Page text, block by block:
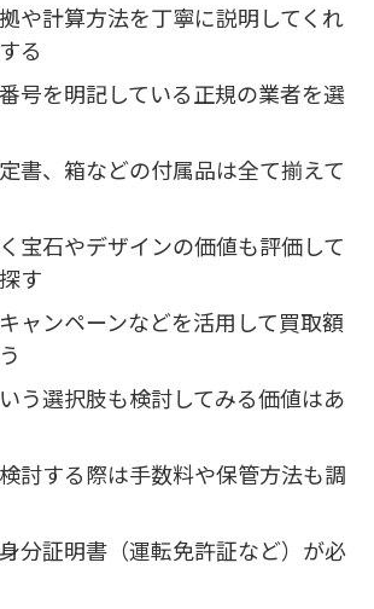
や計算方法を丁寧に説明してくれ
る
号を明記している正規の業者を選
書、箱などの付属品は全て揃えて
宝石やデザインの価値も評価して
す
ャンペーンなどを活用して買取額
う選択肢も検討してみる価値はあ
討する際は手数料や保管方法も調
分証明書（運転免許証など）が必